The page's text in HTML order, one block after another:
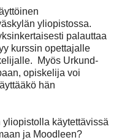
yliopistossa.
palauttaa
kurssin opettajalle
Myös Urkund-
opiskelija voi
hän
käytettävissä
ja Moodleen?